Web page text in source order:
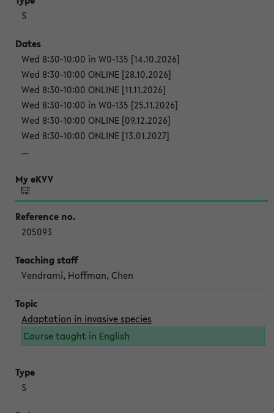
S
Wed 8:30-10:00 in W0-135 [14.10.2026]
Wed 8:30-10:00 ONLINE [28.10.2026]
Wed 8:30-10:00 ONLINE [11.11.2026]
Wed 8:30-10:00 in W0-135 [25.11.2026]
Wed 8:30-10:00 ONLINE [09.12.2026]
Wed 8:30-10:00 ONLINE [13.01.2027]
...
205093
Vendrami, Hoffman, Chen
Adaptation in invasive species
Course taught in English
S